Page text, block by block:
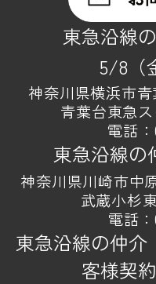
東急沿線
5/8（
神奈川県横浜市
青葉台東急
電話：
東急沿線
神奈川県川崎市中
武蔵小杉
電話：
東急沿線の仲
客様契